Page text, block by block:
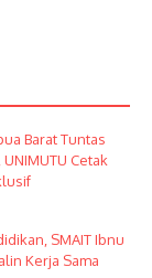
Barat Tuntas
Cetak
SMAIT Ibnu
Kerja Sama